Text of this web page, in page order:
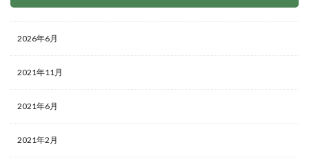
2026年6月
2021年11月
2021年6月
2021年2月